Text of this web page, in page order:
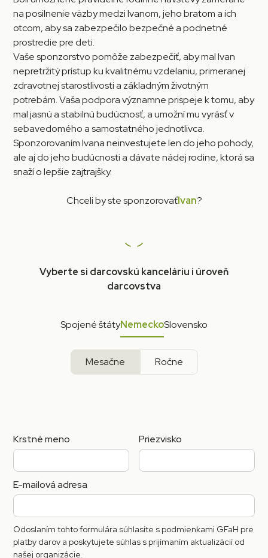
na posilnenie väzby medzi Ivanom, jeho bratom a ich
otcom, aby sa zabezpečilo bezpečné a podnetné
prostredie pre deti.
Vaše sponzorstvo pomôže zabezpečiť, aby mal Ivan
nepretržitý prístup ku kvalitnému vzdelaniu, primeranej
zdravotnej starostlivosti a základným životným
potrebám. Vaša podpora významne prispeje k tomu, aby
mal jasnú a stabilnú budúcnosť, a umožní mu vyrásť v
sebavedomého a samostatného jednotlivca.
Sponzorovaním Ivana neinvestujete len do jeho pohody,
ale aj do jeho budúcnosti a dávate nádej rodine, ktorá sa
snaží o lepšie zajtrajšky.
Chceli by ste sponzorovaťIvan?
Vyberte si darcovskú kanceláriu i úroveň
darcovstva
Spojené štátyNemeckoSlovensko
Mesačne Ročne
Krstné meno Priezvisko
E-mailová adresa
Odoslaním tohto formulára súhlasíte s podmienkami GFaH pre
platby darov a poskytujete súhlas s prijímaním aktualizácií od
našej organizácie.